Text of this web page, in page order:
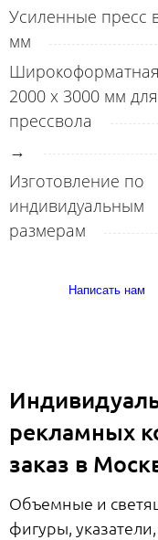
Усиленные пресс
мм
2000 х 3000 мм
прессвола
→
Изготовление по
индивидуальным
размерам
Написать нам
рекламных
заказ в
Объемные и
фигуры,